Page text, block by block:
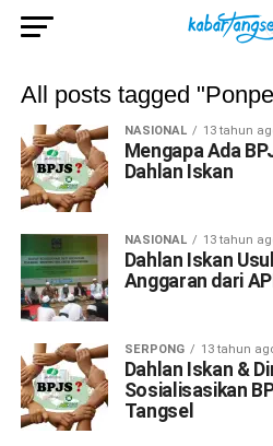
All posts tagged
NASIONAL 13 tahun
Mengapa Ada
Dahlan Iskan
NASIONAL 13 tahun
Dahlan Iskan
Anggaran dari
SERPONG 13 tahun
Dahlan Iskan &
Sosialisasikan
Tangsel